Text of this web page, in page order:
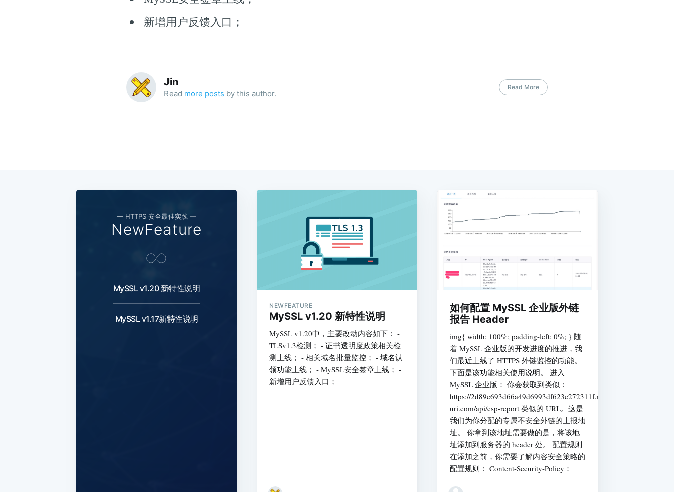
新增用户反馈入口；
Jin
Read more posts by this author.
Read More
— HTTPS 安全最佳实践 —
NewFeature
MySSL v1.20 新特性说明
MySSL v1.17新特性说明
NEWFEATURE
MySSL v1.20 新特性说明
MySSL v1.20中，主要改动内容如下： -
TLSv1.3检测； - 证书透明度政策相关检
测上线； - 相关域名批量监控； - 域名认
领功能上线； - MySSL安全签章上线； -
新增用户反馈入口；
如何配置 MySSL 企业版外链
报告 Header
img{ width: 100%; padding-left: 0%; } 随
着 MySSL 企业版的开发进度的推进，我
们最近上线了 HTTPS 外链监控的功能。
下面是该功能相关使用说明。 进入
MySSL 企业版： 你会获取到类似：
https://2d89e693d66a49d6993df623e272311f.myssl-
uri.com/api/csp-report 类似的 URL。这是
我们为你分配的专属不安全外链的上报地
址。 你拿到该地址需要做的是，将该地
址添加到服务器的 header 处。 配置规则
在添加之前，你需要了解内容安全策略的
配置规则： Content-Security-Policy：